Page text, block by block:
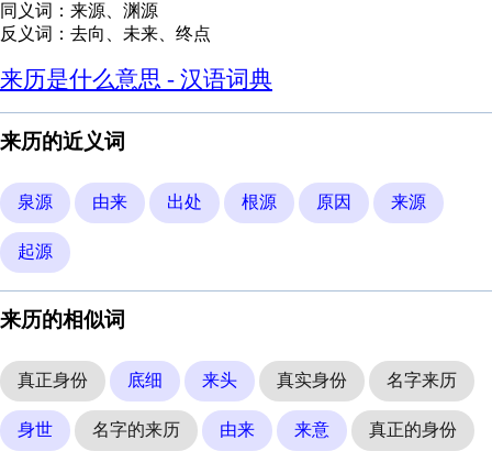
同义词：来源、渊源
反义词：去向、未来、终点
来历是什么意思 - 汉语词典
来历的近义词
泉源 由来 出处 根源 原因 来源
起源
来历的相似词
真正身份 底细 来头 真实身份 名字来历
身世 名字的来历 由来 来意 真正的身份